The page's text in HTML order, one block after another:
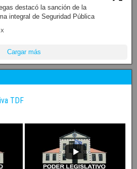
destacó la sanción de la
integral de Seguridad Pública
X
Cargar más
TDF